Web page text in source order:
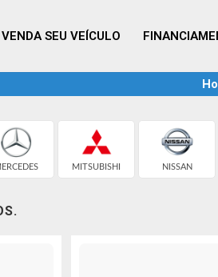
VENDA SEU VEÍCULO
MITSUBISHI NISSAN